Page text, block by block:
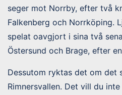
seger mot Norrby, efter två
Falkenberg och Norrköping.
spelat oavgjort i sina två
Östersund och Brage, efter
Dessutom ryktas det om det
Rimnersvallen. Det vill du